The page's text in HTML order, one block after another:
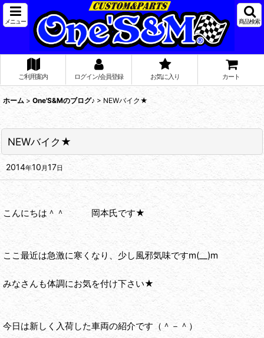
メニュー 商品検索
ご利用案内 ログイン/会員登録 お気に入り カート
ホーム > One'S&Mのブログ♪ > NEWバイク★
NEWバイク★
2014年10月17日
こんにちは＾＾ 岡本氏です★
ここ最近は急激に寒くなり、少し風邪気味ですm(__)m
みなさんも体調にお気を付け下さい★
今日は新しく入荷した車両の紹介です（＾－＾）